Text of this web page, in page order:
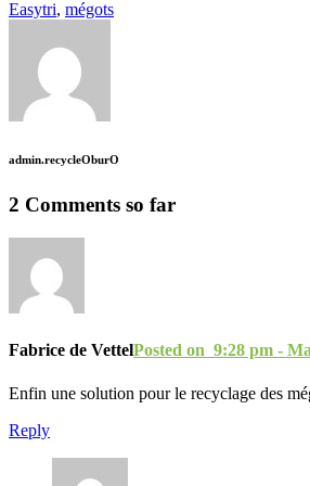
Easytri, mégots
admin.recycleOburO
2 Comments so far
Fabrice de VettelPosted on 9:28 pm -
Enfin une solution pour le recyclage des
Reply